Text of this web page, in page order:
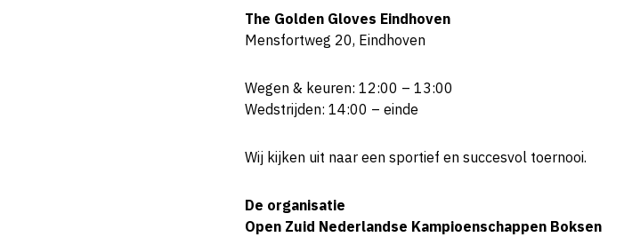
The Golden Gloves Eindhoven
Mensfortweg 20, Eindhoven
Wegen & keuren: 12:00 – 13:00
Wedstrijden: 14:00 – einde
Wij kijken uit naar een sportief en succesvol toernooi.
De organisatie
Open Zuid Nederlandse Kampioenschappen Boksen